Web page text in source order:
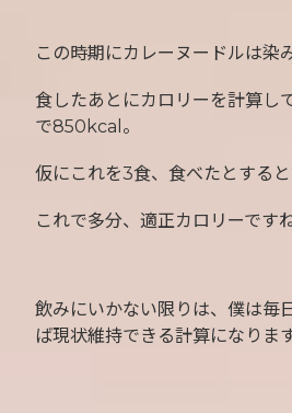
この時期にカレーヌードルは染
食したあとにカロリーを計算し
で850kcal。
仮にこれを3食、食べたとする
これで多分、適正カロリーですね
飲みにいかない限りは、僕は毎
ば現状維持できる計算になります